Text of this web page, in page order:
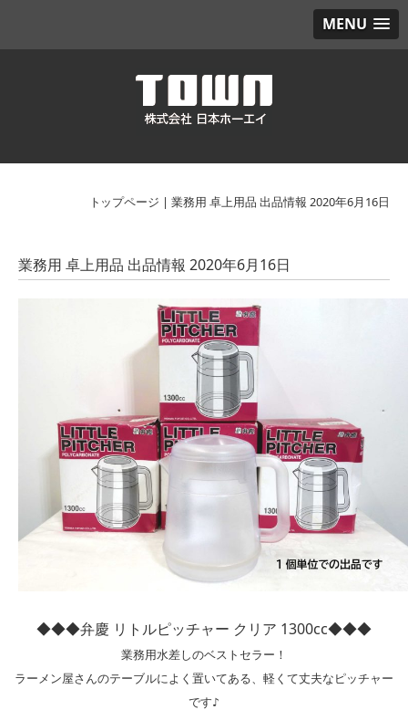
MENU
トップページ |業務用 卓上用品 出品情報 2020年6月16日
業務用 卓上用品 出品情報 2020年6月16日
◆◆◆弁慶 リトルピッチャー クリア 1300cc◆◆◆
業務用水差しのベストセラー！
ラーメン屋さんのテーブルによく置いてある、軽くて丈夫なピッチャー
です♪